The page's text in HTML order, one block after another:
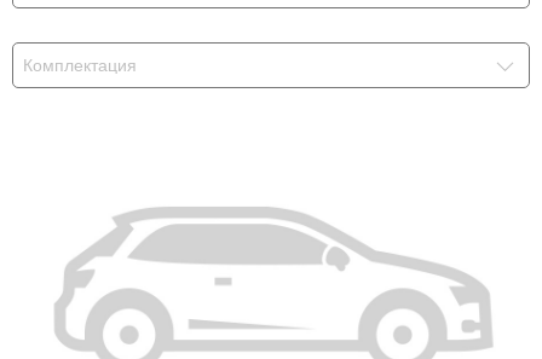
Избранное
Комплектация